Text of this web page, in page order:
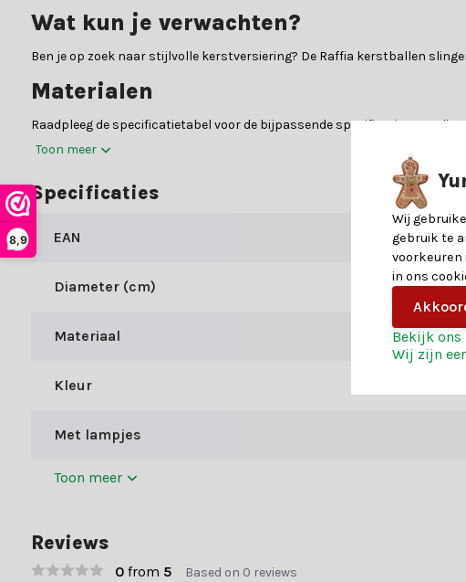
8,9
Wat kun je verwachten?
Ben je op zoek naar stijlvolle kerstversiering? De Raffia kerstballen
Materialen
Raadpleeg de specificatietabel voor de bijpassende specificaties van dit
Waarom kiezen voor Kerstland.nl?
Kerstland.nl is dé webshop op het gebied van kerstdecoratie en
Shop bij Kerstland.nl
Bij Kerstland.nl profiteer je naast onze expertise van allerlei andere
Vanaf 49,- profiteer je van gratis verzending
70.000+ klanten gingen je voor en beoordelen ons met een 9+. Ervaar het
Toon meer
Specificaties
EAN
Diameter (cm)
Materiaal
Kleur
Met lampjes
Toon meer
Reviews
0from 5 Based on 0 reviews
Wij
gebruik te
voorkeuren
in ons
Bekijk
Wij zijn